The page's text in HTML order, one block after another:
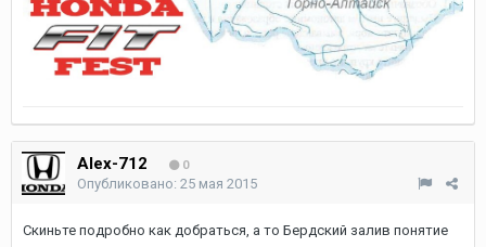
Alex-712 0
Опубликовано: 25 мая 2015
Скиньте подробно как добраться, а то Бердский залив понятие